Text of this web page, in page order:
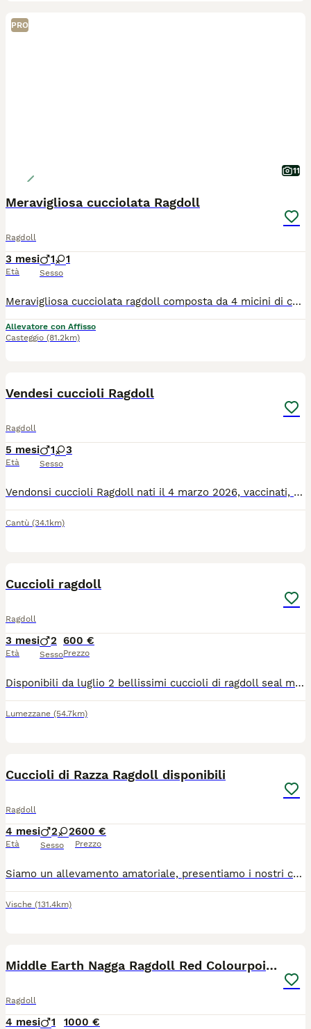
PRO
11
Meravigliosa cucciolata Ragdoll
Ragdoll
3 mesi
Età
1 1
Sesso
Meravigliosa cucciolata ragdoll composta da 4 micini di cui disponibili una femmina seal colourpoint e un maschio choco mitted. I cuccioli sono riservabili e potranno raggiungere la nuova famiglia intorno al 10 di luglio 2026. I gattini avranno pedigree enfi,microchip, vaccinazioni,certificato di buona salute,sverminazione,esame parassitologico con giardia negativo,esami genetici dei genitori,contratto di cessione e kit alla partenza. I micini per le loro qualità sono adatti alla pet therapy. Non sono in regalo. Per qualsiasi informazione non esitate a contattarci. Visite previo appuntamento.
Allevatore con Affisso
Casteggio (81.2km)
Vendesi cuccioli Ragdoll
Ragdoll
5 mesi
Età
1 3
Sesso
Vendonsi cuccioli Ragdoll nati il 4 marzo 2026, vaccinati, sverminati e microchippati. Disponibili al compimento del 3° mese di età. Già autonomi e abituati alla lettiera. 3 femminucce e 1 maschietto. Solo se veramente interessati. Genitori con certificazioni e test genetici, provenienti da affermato allevamento e visibili su richiesta.
Cantù (34.1km)
Cuccioli ragdoll
Ragdoll
3 mesi
Età
2
Sesso
600 €
Prezzo
Disponibili da luglio 2 bellissimi cuccioli di ragdoll seal mitted maschi. I cuccioli saranno ceduti vaccinati, con libretto sanitario e controlli. Hanno un carattere dolcissimo e tranquillo e sono molto affettuosi e coccoloni. Per altre foto o video contattatemi.
Lumezzane (54.7km)
Cuccioli di Razza Ragdoll disponibili
Ragdoll
4 mesi
Età
2 2
Sesso
600 €
Prezzo
Siamo un allevamento amatoriale, presentiamo i nostri cuccioli che potranno lasciare la loro mamma gatta dal 9 giugno in vendita. Sono disponibili sia maschietti che femminucce dolci e coccoloni. Sono gattini meravigliosi, dal manto folto e setoso, meravigliosi occhi blu e coda maestosa. Abituati a essere manipolati fin dai primi giorni di vita, crescono con i genitori, in ambiente familiare, adatti ai bambini. Sono estremamente dolci e tranquilli, abituati al tiragraffi, alla lettiera, cibo umido e secco. I genitori sono testati per le HCM e Pkd, fiv e felv negativi. Verranno ceduti con Pedigree, microchip, doppio ciclo vaccinale , svermati e certificato di buona salute. Tel. 3917545440
Vische (131.4km)
Middle Earth Nagga Ragdoll Red Colourpoint
Ragdoll
4 mesi 1 1000 €